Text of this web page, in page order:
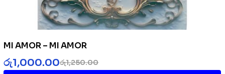
MI AMOR – MI AMOR
රු1,250.00
රු1,000.00